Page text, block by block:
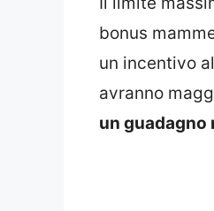
bonus
un incentivo
avranno
un guadagno